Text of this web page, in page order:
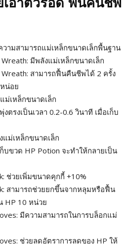
ามสามารถแม่เหล็กขนาดเล็กพื้นฐาน
Wreath: มีพลังแม่เหล็กขนาดเล็ก
Wreath: สามารถฟื้นคืนชีพได้ 2 ครั้ง
น่อย
ม่เหล็กขนาดเล็ก
ตรงเป็นเวลา 0.2-0.6 วินาที เมื่อเก็บ
แม่เหล็กขนาดเล็ก
บขวด HP Potion จะทำให้กลายเป็น
ช่วยเพิ่มขนาดคุกกี้ +10%
สามารถช่วยยกขึ้นจากหลุมหรือฟื้น
HP 10 หน่วย
มีความสามารถในการบล็อกแม่
ช่วยลดอัตราการลดของ HP ให้